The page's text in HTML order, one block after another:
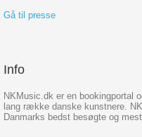
Gå til presse
Info
NKMusic.dk er en bookingportal
lang række danske kunstnere.
Danmarks bedst besøgte og